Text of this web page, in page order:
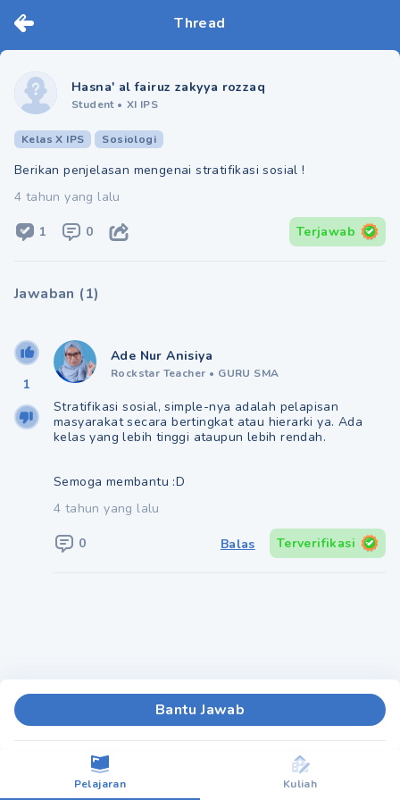
Thread
Hasna' al fairuz zakyya rozzaq
Student • XI IPS
Kelas X IPS Sosiologi
Berikan penjelasan mengenai stratifikasi sosial !
4 tahun yang lalu
1 0 Terjawab
Jawaban (1)
1
Ade Nur Anisiya
Rockstar Teacher • GURU SMA
Stratifikasi sosial, simple-nya adalah pelapisan
masyarakat secara bertingkat atau hierarki ya. Ada
kelas yang lebih tinggi ataupun lebih rendah.
Semoga membantu :D
4 tahun yang lalu
0 Balas Terverifikasi
Bantu Jawab
Pelajaran Kuliah